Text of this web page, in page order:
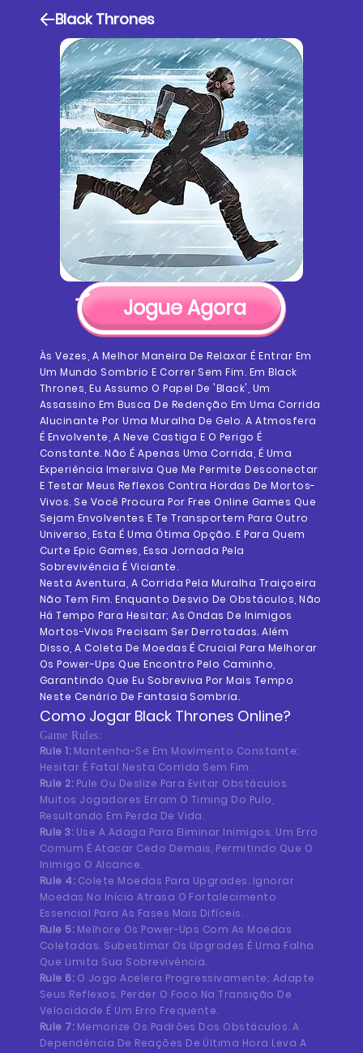
Black Thrones
Jogue Agora
Às Vezes, A Melhor Maneira De Relaxar É Entrar Em
Um Mundo Sombrio E Correr Sem Fim. Em Black
Thrones, Eu Assumo O Papel De 'Black', Um
Assassino Em Busca De Redenção Em Uma Corrida
Alucinante Por Uma Muralha De Gelo. A Atmosfera
É Envolvente, A Neve Castiga E O Perigo É
Constante. Não É Apenas Uma Corrida, É Uma
Experiência Imersiva Que Me Permite Desconectar
E Testar Meus Reflexos Contra Hordas De Mortos-
Vivos. Se Você Procura Por Free Online Games Que
Sejam Envolventes E Te Transportem Para Outro
Universo, Esta É Uma Ótima Opção. E Para Quem
Curte Epic Games, Essa Jornada Pela
Sobrevivência É Viciante.
Nesta Aventura, A Corrida Pela Muralha Traiçoeira
Não Tem Fim. Enquanto Desvio De Obstáculos, Não
Há Tempo Para Hesitar; As Ondas De Inimigos
Mortos-Vivos Precisam Ser Derrotadas. Além
Disso, A Coleta De Moedas É Crucial Para Melhorar
Os Power-Ups Que Encontro Pelo Caminho,
Garantindo Que Eu Sobreviva Por Mais Tempo
Neste Cenário De Fantasia Sombria.
Como Jogar Black Thrones Online?
Game Rules:
Rule 1:Mantenha-Se Em Movimento Constante;
Hesitar É Fatal Nesta Corrida Sem Fim.
Rule 2:Pule Ou Deslize Para Evitar Obstáculos.
Muitos Jogadores Erram O Timing Do Pulo,
Resultando Em Perda De Vida.
Rule 3:Use A Adaga Para Eliminar Inimigos. Um Erro
Comum É Atacar Cedo Demais, Permitindo Que O
Inimigo O Alcance.
Rule 4:Colete Moedas Para Upgrades. Ignorar
Moedas No Início Atrasa O Fortalecimento
Essencial Para As Fases Mais Difíceis.
Rule 5:Melhore Os Power-Ups Com As Moedas
Coletadas. Subestimar Os Upgrades É Uma Falha
Que Limita Sua Sobrevivência.
Rule 6:O Jogo Acelera Progressivamente; Adapte
Seus Reflexos. Perder O Foco Na Transição De
Velocidade É Um Erro Frequente.
Rule 7:Memorize Os Padrões Dos Obstáculos. A
Dependência De Reações De Última Hora Leva A